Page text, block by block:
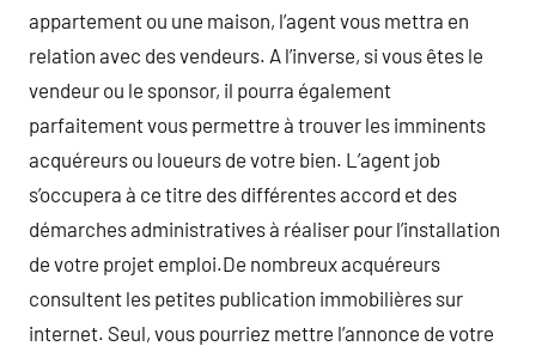
appartement ou une maison, l’agent vous mettra en
relation avec des vendeurs. A l’inverse, si vous êtes le
vendeur ou le sponsor, il pourra également
parfaitement vous permettre à trouver les imminents
acquéreurs ou loueurs de votre bien. L’agent job
s’occupera à ce titre des différentes accord et des
démarches administratives à réaliser pour l’installation
de votre projet emploi.De nombreux acquéreurs
consultent les petites publication immobilières sur
internet. Seul, vous pourriez mettre l’annonce de votre